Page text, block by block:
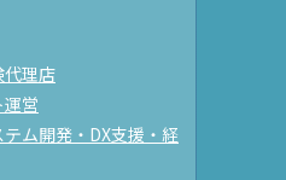
代理店
営
ム開発・DX支援・経